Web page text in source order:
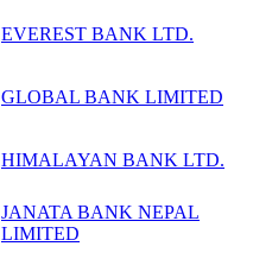
EVEREST BANK LTD.
GLOBAL BANK LIMITED
HIMALAYAN BANK LTD.
JANATA BANK NEPAL
LIMITED